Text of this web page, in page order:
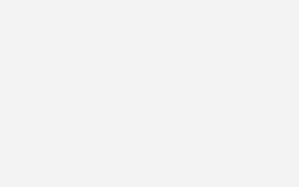
Handwerk dar, wie HSD-
erläutert: „Mit dem
ein Angebot zur Durchlässigkeit
Bildung, mit dem
Bachelor- als auch ihren
Zugleich möchten wir damit ein